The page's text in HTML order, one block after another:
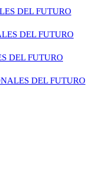
DEL FUTURO
DEL FUTURO
DEL FUTURO
DEL FUTURO